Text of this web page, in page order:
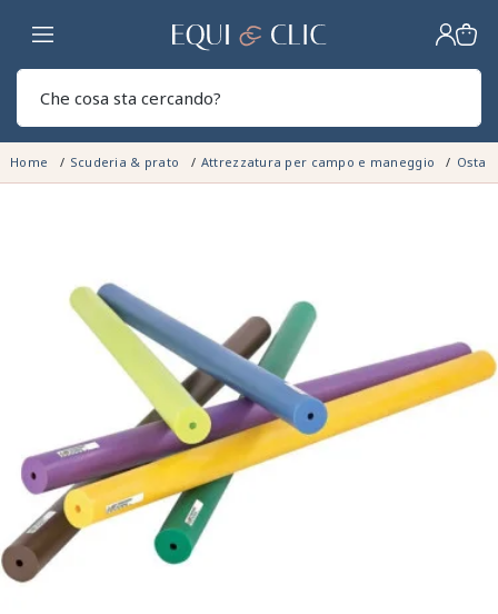
Casa
Home Scuderia & prato Attrezzatura per campo e maneggio